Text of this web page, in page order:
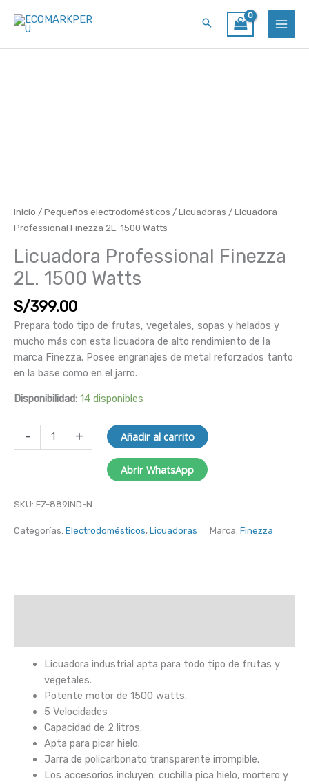
Inicio /Pequeños electrodomésticos /Licuadoras / Licuadora
Professional Finezza 2L. 1500 Watts
Licuadora Professional Finezza
2L. 1500 Watts
S/399.00
Prepara todo tipo de frutas, vegetales, sopas y helados y
mucho más con esta licuadora de alto rendimiento de la
marca Finezza. Posee engranajes de metal reforzados tanto
en la base como en el jarro.
Disponibilidad: 14 disponibles
- + Añadir al carrito
Abrir WhatsApp
SKU: FZ-889IND-N
Categorías: Electrodomésticos, Licuadoras Marca: Finezza
Licuadora industrial apta para todo tipo de frutas y
vegetales.
Potente motor de 1500 watts.
5 Velocidades
Capacidad de 2 litros.
Apta para picar hielo.
Jarra de policarbonato transparente irrompible.
Los accesorios incluyen: cuchilla pica hielo, mortero y